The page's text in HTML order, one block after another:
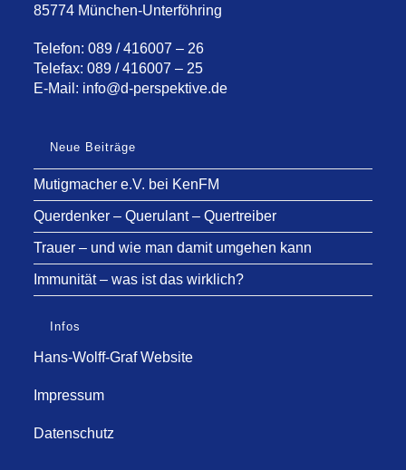
85774 München-Unterföhring
Telefon: 089 / 416007 – 26
Telefax: 089 / 416007 – 25
E-Mail: info@d-perspektive.de
Neue Beiträge
Mutigmacher e.V. bei KenFM
Querdenker – Querulant – Quertreiber
Trauer – und wie man damit umgehen kann
Immunität – was ist das wirklich?
Infos
Hans-Wolff-Graf Website
Impressum
Datenschutz